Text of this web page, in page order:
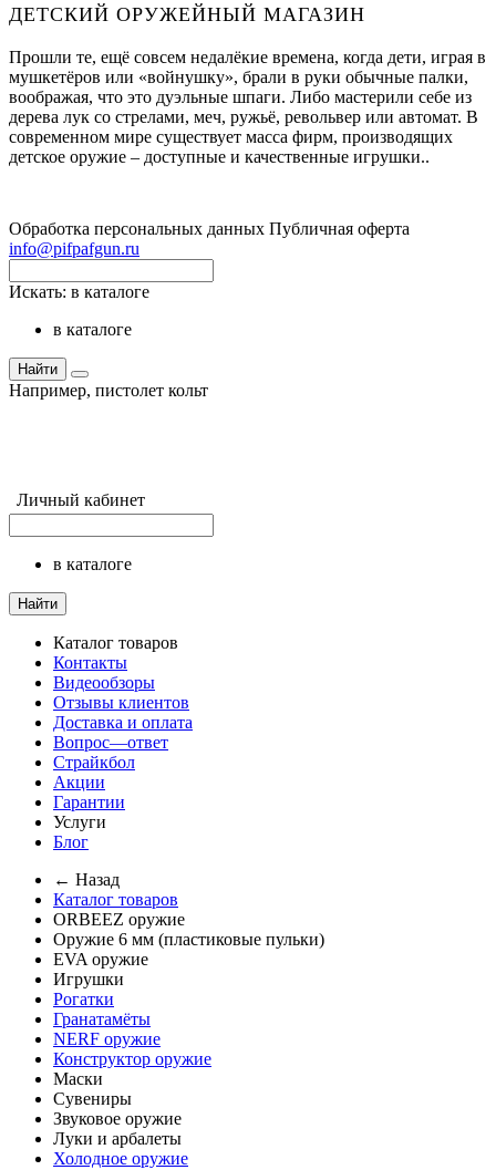
ДЕТСКИЙ ОРУЖЕЙНЫЙ МАГАЗИН
Прошли те, ещё совсем недалёкие времена, когда дети, играя в
мушкетёров или «войнушку», брали в руки обычные палки,
воображая, что это дуэльные шпаги. Либо мастерили себе из
дерева лук со стрелами, меч, ружьё, револьвер или автомат. В
современном мире существует масса фирм, производящих
детское оружие – доступные и качественные игрушки..
Обработка персональных данных Публичная оферта
info@pifpafgun.ru
Искать: в каталоге
в каталоге
Найти
Например, пистолет кольт
Личный кабинет
в каталоге
Найти
Каталог товаров
Контакты
Видеообзоры
Отзывы клиентов
Доставка и оплата
Вопрос—ответ
Страйкбол
Акции
Гарантии
Услуги
Блог
← Назад
Каталог товаров
ORBEEZ оружие
Оружие 6 мм (пластиковые пульки)
EVA оружие
Игрушки
Рогатки
Гранатамёты
NERF оружие
Конструктор оружие
Маски
Сувениры
Звуковое оружие
Луки и арбалеты
Холодное оружие